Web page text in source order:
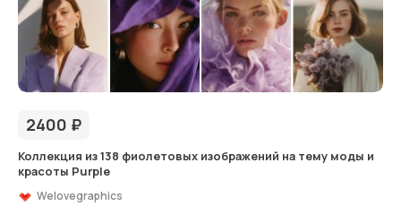
2400 ₽
Коллекция из 138 фиолетовых изображений на тему моды и
красоты Purple
Welovegraphics